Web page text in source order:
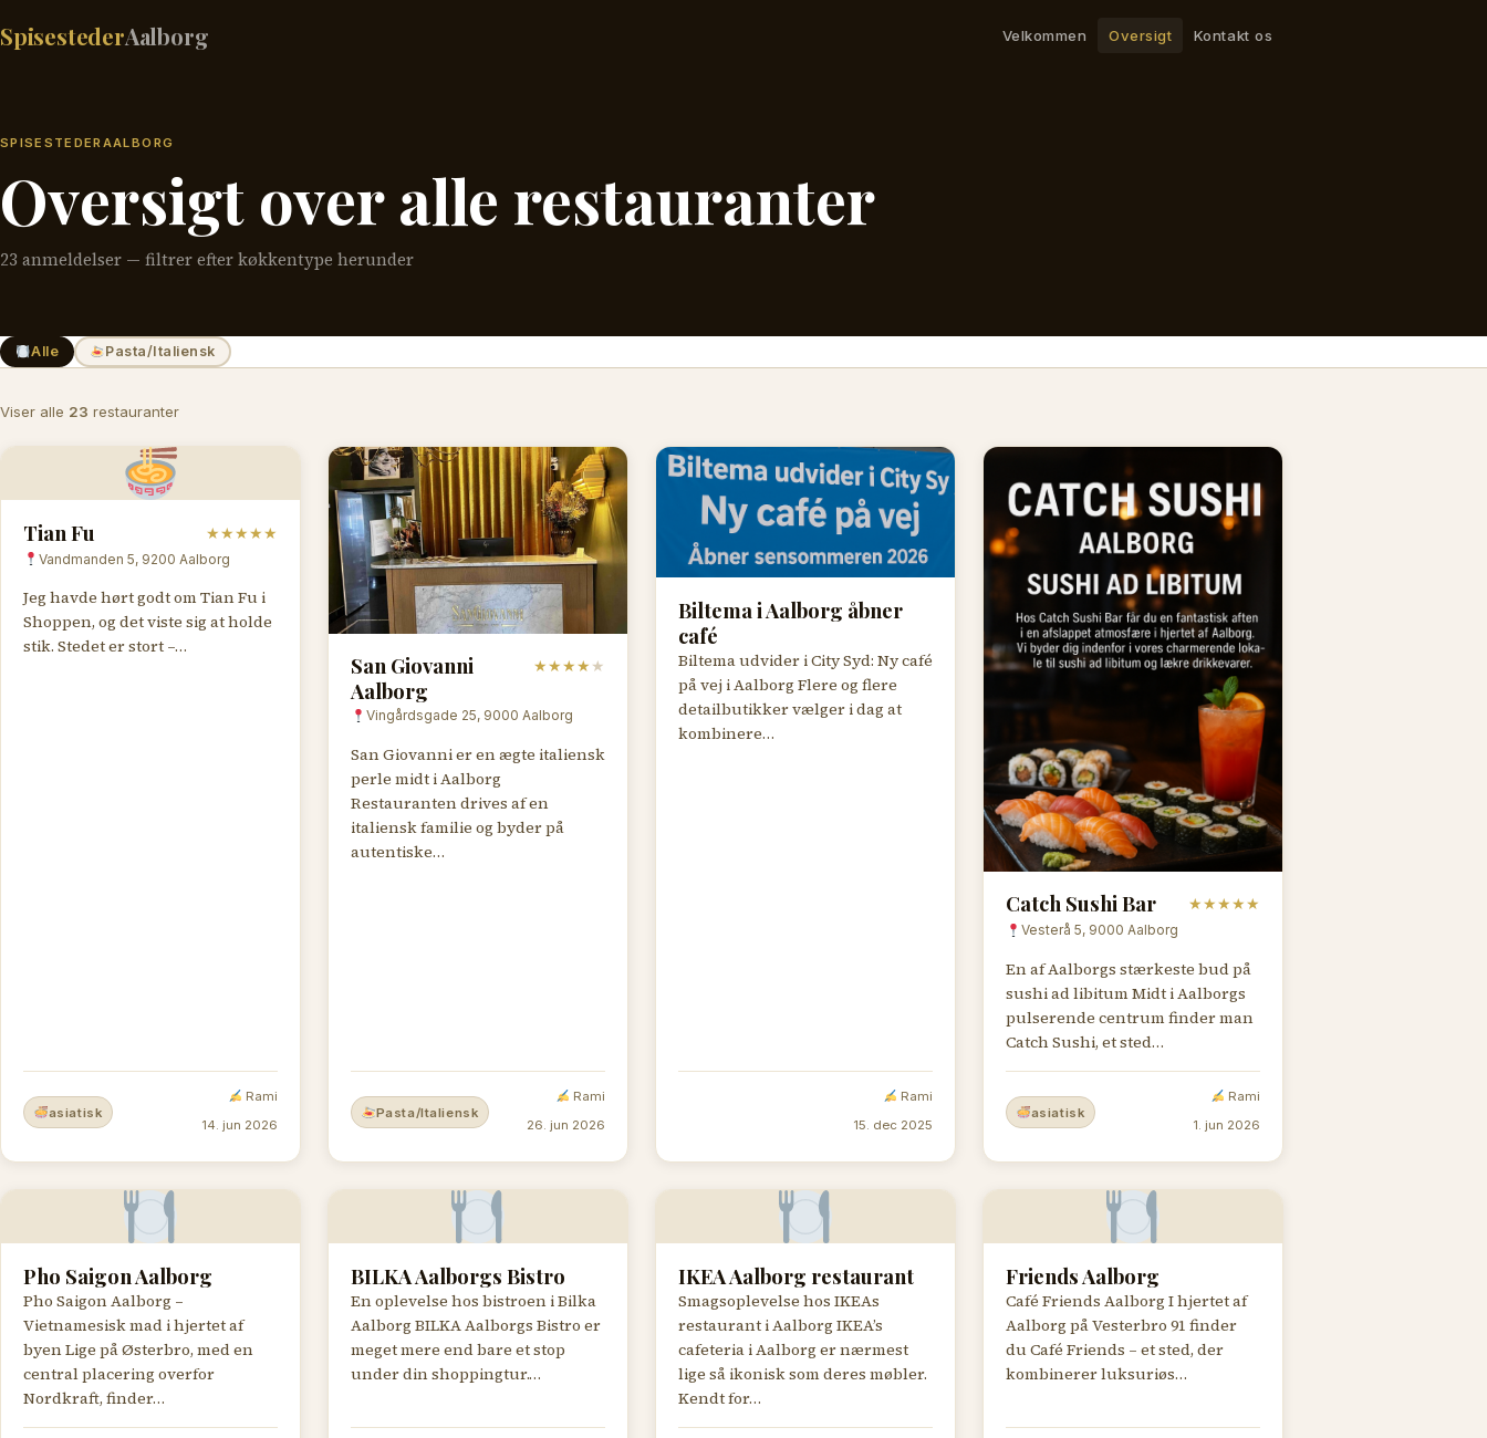
SpisestederAalborg Velkommen Oversigt Kontakt os
SPISESTEDERAALBORG
Oversigt over alle restauranter
23 anmeldelser — filtrer efter køkkentype herunder
Alle Pasta/Italiensk
Viser alle 23 restauranter
Tian Fu ★★★★★
Vandmanden 5, 9200 Aalborg
Jeg havde hørt godt om Tian Fu i
Shoppen, og det viste sig at holde
stik. Stedet er stort –…
asiatisk
Rami
14. jun 2026
San Giovanni
Aalborg
★★★★ ★
Vingårdsgade 25, 9000 Aalborg
San Giovanni er en ægte italiensk
perle midt i Aalborg
Restauranten drives af en
italiensk familie og byder på
autentiske…
Pasta/Italiensk
Rami
26. jun 2026
Biltema i Aalborg åbner
café
Biltema udvider i City Syd: Ny café
på vej i Aalborg Flere og flere
detailbutikker vælger i dag at
kombinere…
Rami
15. dec 2025
Catch Sushi Bar ★★★★★
Vesterå 5, 9000 Aalborg
En af Aalborgs stærkeste bud på
sushi ad libitum Midt i Aalborgs
pulserende centrum finder man
Catch Sushi, et sted…
asiatisk
Rami
1. jun 2026
Pho Saigon Aalborg
Pho Saigon Aalborg –
Vietnamesisk mad i hjertet af
byen Lige på Østerbro, med en
central placering overfor
Nordkraft, finder…
BILKA Aalborgs Bistro
En oplevelse hos bistroen i Bilka
Aalborg BILKA Aalborgs Bistro er
meget mere end bare et stop
under din shoppingtur.…
IKEA Aalborg restaurant
Smagsoplevelse hos IKEAs
restaurant i Aalborg IKEA’s
cafeteria i Aalborg er nærmest
lige så ikonisk som deres møbler.
Kendt for…
Friends Aalborg
Café Friends Aalborg I hjertet af
Aalborg på Vesterbro 91 finder
du Café Friends – et sted, der
kombinerer luksuriøs…